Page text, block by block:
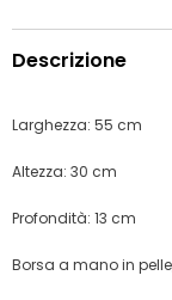
Descrizione
Larghezza: 55 cm
Altezza: 30 cm
Profondità: 13 cm
Borsa a mano in